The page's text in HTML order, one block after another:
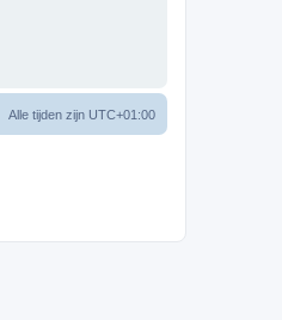
Alle tijden zijn UTC+01:00